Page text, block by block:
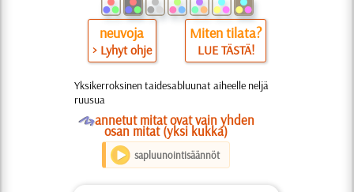
neuvoja
> Lyhyt ohje
Miten tilata?
LUE TÄSTÄ!
Yksikerroksinen taidesabluunat aiheelle neljä
ruusua
Oannetut mitat ovat vain yhden
osan mitat (yksi kukka)
sapluunointisäännöt